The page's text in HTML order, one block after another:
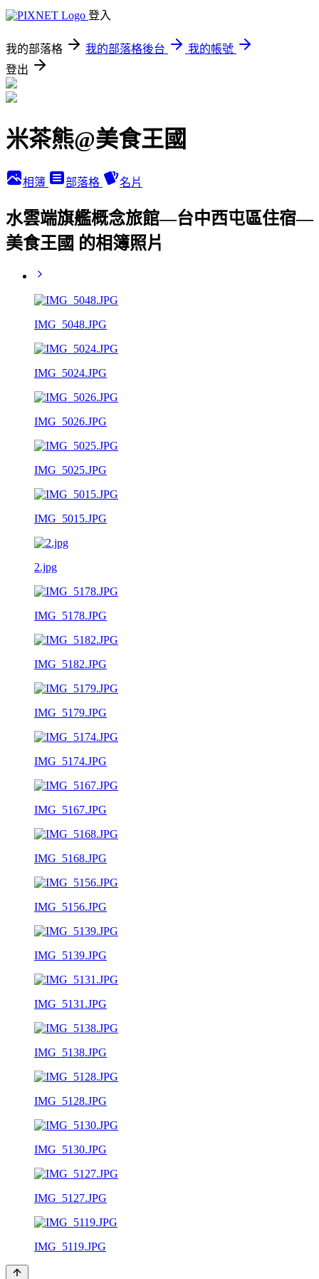
登入
我的部落格 我的部落格後台
我的帳號
登出
米茶熊@美食王國
相簿 部落格 名片
水雲端旗艦概念旅館—台中西屯區住宿—
美食王國 的相簿照片
IMG_5048.JPG
IMG_5024.JPG
IMG_5026.JPG
IMG_5025.JPG
IMG_5015.JPG
2.jpg
IMG_5178.JPG
IMG_5182.JPG
IMG_5179.JPG
IMG_5174.JPG
IMG_5167.JPG
IMG_5168.JPG
IMG_5156.JPG
IMG_5139.JPG
IMG_5131.JPG
IMG_5138.JPG
IMG_5128.JPG
IMG_5130.JPG
IMG_5127.JPG
IMG_5119.JPG